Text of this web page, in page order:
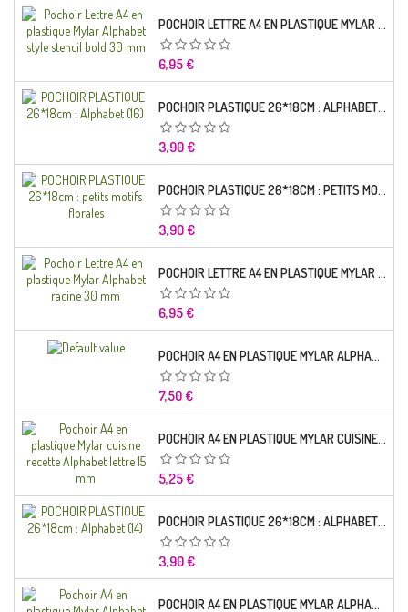
POCHOIR LETTRE A4 EN PLASTIQUE MYLAR ALPHABET STYLE STENCIL BOLD 30 MM
Prix
6,95 €
POCHOIR PLASTIQUE 26*18CM : ALPHABET (16)
Prix
3,90 €
POCHOIR PLASTIQUE 26*18CM : PETITS MOTIFS FLORALES
Prix
3,90 €
POCHOIR LETTRE A4 EN PLASTIQUE MYLAR ALPHABET RACINE 30 MM
Prix
6,95 €
POCHOIR A4 EN PLASTIQUE MYLAR ALPHABET LETTRE TYPO SEGOE 25 MM
Prix
7,50 €
POCHOIR A4 EN PLASTIQUE MYLAR CUISINE RECETTE ALPHABET LETTRE 15 MM
Prix
5,25 €
POCHOIR PLASTIQUE 26*18CM : ALPHABET (14)
Prix
3,90 €
POCHOIR A4 EN PLASTIQUE MYLAR ALPHABET LETTRE TYPO CHARLEMAGNE